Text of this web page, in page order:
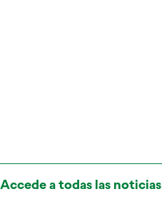
Accede a todas las noticias